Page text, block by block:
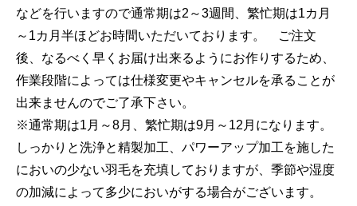
などを行いますので通常期は2～3週間、繁忙期は1カ月
～1カ月半ほどお時間いただいております。 ご注文
後、なるべく早くお届け出来るようにお作りするため、
作業段階によっては仕様変更やキャンセルを承ることが
出来ませんのでご了承下さい。
※通常期は1月～8月、繁忙期は9月～12月になります。
しっかりと洗浄と精製加工、パワーアップ加工を施した
においの少ない羽毛を充填しておりますが、季節や湿度
の加減によって多少においがする場合がございます。